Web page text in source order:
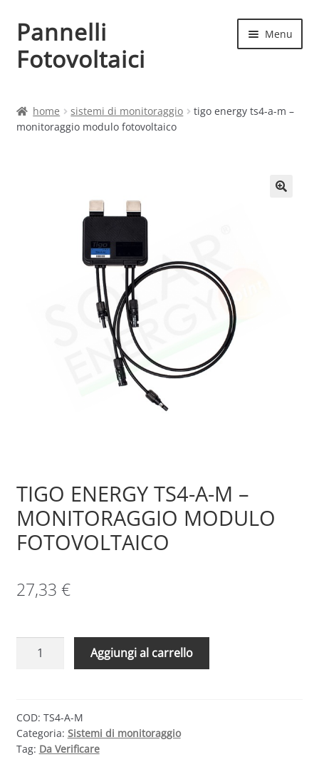
Vai
alla
navigazione
Vai
al
contenuto
Pannelli
Fotovoltaici
Menu
Cart
home sistemi di monitoraggio
tigo energy ts4-a-m –
monitoraggio modulo fotovoltaico
TIGO ENERGY TS4-A-M –
MONITORAGGIO MODULO
FOTOVOLTAICO
27,33 €
TIGO
M –
MONITORAGGIO
MODULO
Aggiungi al carrello
COD: TS4-A-M
Categoria: Sistemi di monitoraggio
Tag: Da Verificare